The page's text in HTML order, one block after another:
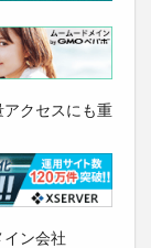
クセスにも重
イン会社